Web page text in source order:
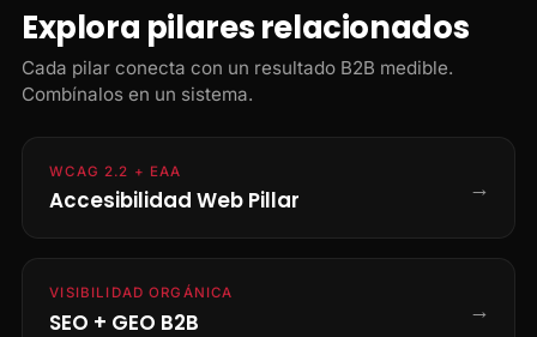
Explora pilares relacionados
Cada pilar conecta con un resultado B2B medible.
Combínalos en un sistema.
WCAG 2.2 + EAA
Accesibilidad Web Pillar →
VISIBILIDAD ORGÁNICA
SEO + GEO B2B →